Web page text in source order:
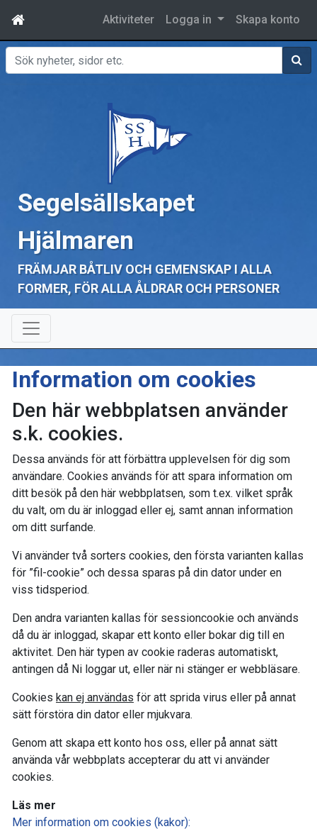
Aktiviteter Logga in Skapa konto
Sök
Segelsällskapet
Hjälmaren
FRÄMJAR BÅTLIV OCH GEMENSKAP I ALLA
FORMER, FÖR ALLA ÅLDRAR OCH PERSONER
Information om cookies
Den här webbplatsen använder
s.k. cookies.
Dessa används för att förbättra upplevelsen för dig som
användare. Cookies används för att spara information om
ditt besök på den här webbplatsen, som t.ex. vilket språk
du valt, om du är inloggad eller ej, samt annan information
om ditt surfande.
Vi använder två sorters cookies, den första varianten kallas
för ”fil-cookie” och dessa sparas på din dator under en
viss tidsperiod.
Den andra varianten kallas för sessioncookie och används
då du är inloggad, skapar ett konto eller bokar dig till en
aktivitet. Den här typen av cookie raderas automatiskt,
antingen då Ni loggar ut, eller när ni stänger er webbläsare.
Cookies kan ej användas för att sprida virus eller på annat
sätt förstöra din dator eller mjukvara.
Genom att skapa ett konto hos oss, eller på annat sätt
använda vår webbplats accepterar du att vi använder
cookies.
Läs mer
Mer information om cookies (kakor):